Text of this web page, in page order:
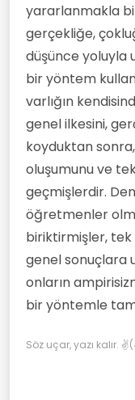
yararlanmakla
gerçekliğe,
düşünce yoluyla
bir yöntem
varlığın
genel ilkesini,
koyduktan
oluşumunu ve
geçmişlerdir.
öğretmenler
biriktirmişler,
genel sonuçlara
onların
bir yöntemle
Söz uçar, yazı kalır.